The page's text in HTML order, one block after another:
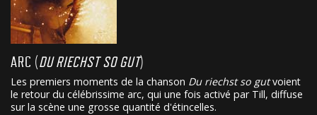
ARC (DU RIECHST SO GUT)
Les premiers moments de la chanson Du riechst so gutvoient
le retour du célébrissime arc, qui une fois activé par Till, diffuse
sur la scène une grosse quantité d'étincelles.